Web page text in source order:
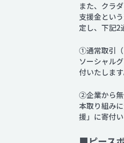
また、クラ
支援金とい
定し、下記2
①通常取引（
ソーシャル
付いたします
➁企業から無
本取り組み
援」に寄付い